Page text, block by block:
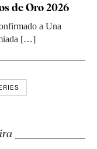
de Oro 2026
a Una
[…]